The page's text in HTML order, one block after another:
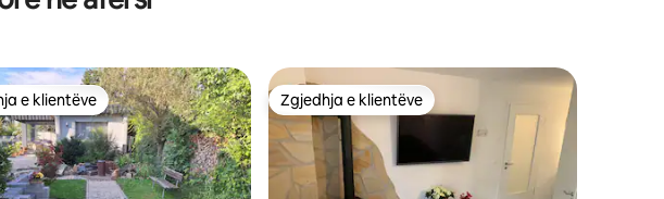
e klientëve
e klientëve Zgjedhja e klientëve
Zgjedhja e klientëve